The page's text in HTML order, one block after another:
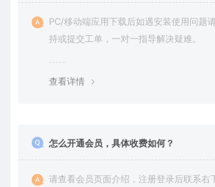
PC/移动端应用下载后如遇安装使用问题
持或提交工单，一对一指导解决疑难。
查看详情
怎么开通会员，具体收费如何？
请查看会员页面介绍，注册登录后联系右